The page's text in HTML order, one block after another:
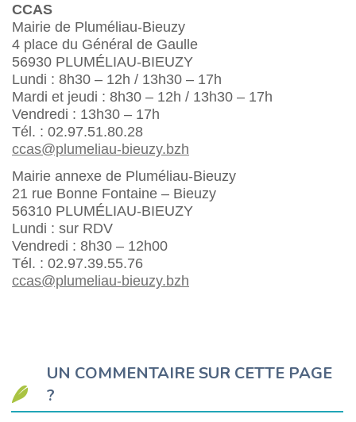
CCAS
Mairie de Pluméliau-Bieuzy
4 place du Général de Gaulle
56930 PLUMÉLIAU-BIEUZY
Lundi : 8h30 – 12h / 13h30 – 17h
Mardi et jeudi : 8h30 – 12h / 13h30 – 17h
Vendredi : 13h30 – 17h
Tél. : 02.97.51.80.28
ccas@plumeliau-bieuzy.bzh
Mairie annexe de Pluméliau-Bieuzy
21 rue Bonne Fontaine – Bieuzy
56310 PLUMÉLIAU-BIEUZY
Lundi : sur RDV
Vendredi : 8h30 – 12h00
Tél. : 02.97.39.55.76
ccas@plumeliau-bieuzy.bzh
UN COMMENTAIRE SUR CETTE PAGE
?